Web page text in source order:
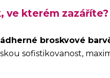
ve kterém zazáříte?
broskvové
sofistikovanost,